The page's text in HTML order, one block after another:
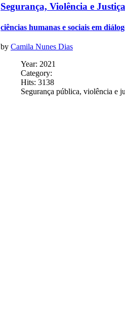
Segurança, Violência e Justiça
ciências humanas e sociais em
by Camila Nunes Dias
Year: 2021
Category:
Hits: 3138
Segurança pública, violência e